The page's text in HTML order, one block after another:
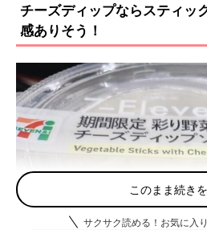
す。そこに急激な
圧の上昇や、むく
チーズディップならスティッ
感ありそう！
このまま続き
サクサク読める！お気に入